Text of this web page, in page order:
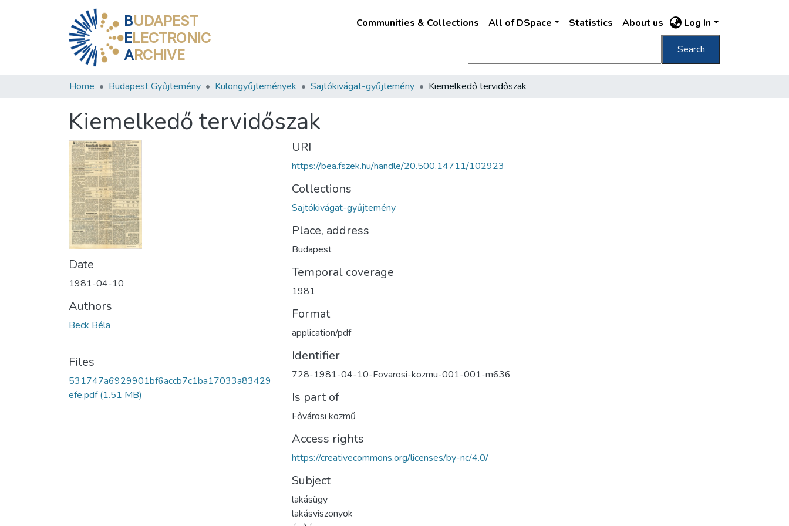
BUDAPEST
ELECTRONIC
ARCHIVE
Communities & Collections All of DSpace Statistics About us Log In
Search
Home Budapest Gyűjtemény Különgyűjtemények Sajtókivágat-gyűjtemény Kiemelkedő tervidőszak
Kiemelkedő tervidőszak
Date
1981-04-10
Authors
Beck Béla
Files
531747a6929901bf6accb7c1ba17033a83429
efe.pdf(1.51 MB)
URI
https://bea.fszek.hu/handle/20.500.14711/102923
Collections
Sajtókivágat-gyűjtemény
Place, address
Budapest
Temporal coverage
1981
Format
application/pdf
Identifier
728-1981-04-10-Fovarosi-kozmu-001-001-m636
Is part of
Fővárosi közmű
Access rights
https://creativecommons.org/licenses/by-nc/4.0/
Subject
lakásügy
lakásviszonyok